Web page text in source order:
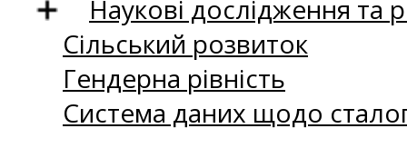
Наукові дослідження та
Сільський розвиток
Гендерна рівність
Система даних щодо